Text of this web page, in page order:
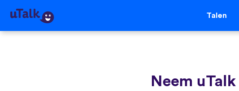
Talen
Neem uTalk